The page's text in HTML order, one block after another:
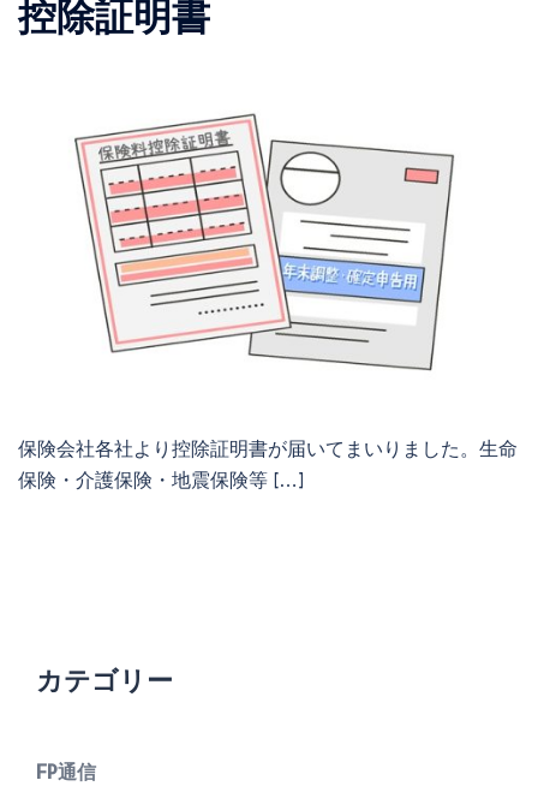
控除証明書
保険会社各社より控除証明書が届いてまいりました。生命
保険・介護保険・地震保険等 […]
カテゴリー
FP通信